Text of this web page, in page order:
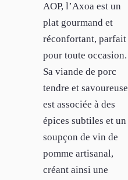
AOP, l’Axoa est un
plat gourmand et
réconfortant, parfait
pour toute occasion.
Sa viande de porc
tendre et savoureuse
est associée à des
épices subtiles et un
soupçon de vin de
pomme artisanal,
créant ainsi une